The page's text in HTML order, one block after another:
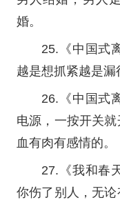
婚。
25.《中国式
越是想抓紧越是漏
26.《中国式
电源，一按开关
血有肉有感情的。
27.《我和春
你伤了别人，无